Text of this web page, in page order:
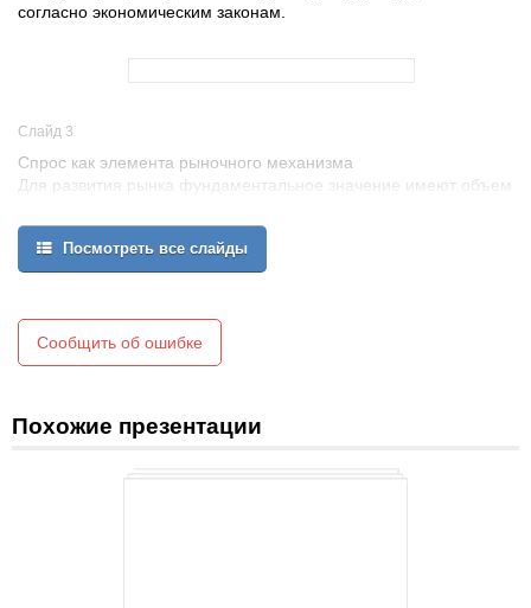
согласно экономическим законам.
Слайд 3
Спрос как элемента рыночного механизма
Для развития рынка фундаментальное значение имеют объем
соответствии с, законом спроса. Он состоит в том, что в
ситуации роста цены при сохранении значений всех прочих
факторов сокращается то количество товара, которое
на товар и ценой на него существует обратно
пропорциональная зависимость
Посмотреть все слайды
Сообщить об ошибке
Похожие презентации